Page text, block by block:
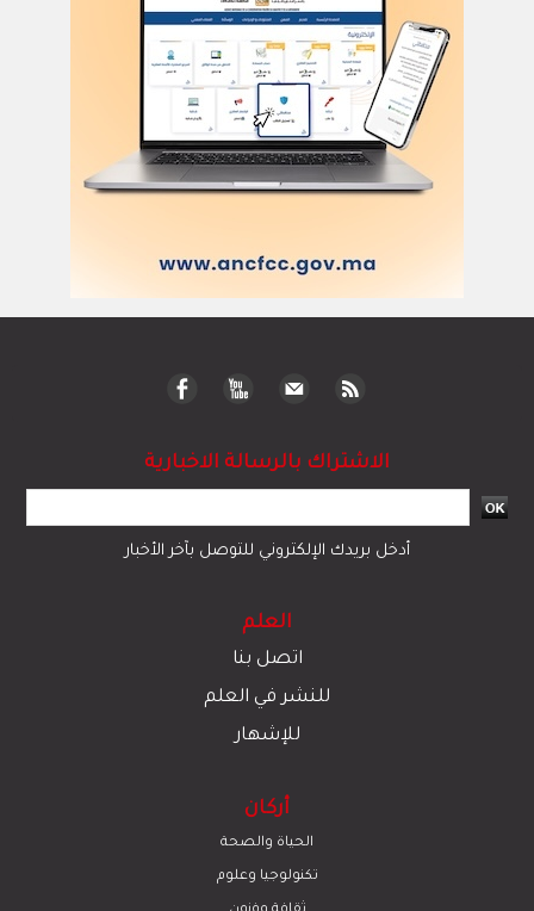
الاشتراك بالرسالة الاخبارية
أدخل بريدك الإلكتروني للتوصل بآخر الأخبار
العلم
اتصل بنا
للنشر في العلم
للإشهار
أركان
الحياة والصحة
تكنولوجيا وعلوم